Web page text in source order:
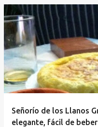
Señorío de los Llanos
elegante, fácil de